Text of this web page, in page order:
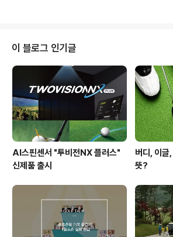
수 있는 몇 가지 방법을 여러분께 제안(?)해보도록 하겠습
니다! 골프실력 향상의 정체구간 탈출하기 1. 연습 패턴, 환
경 바꾸기 골프 실력의 정체 구간에 갇혀있는 분들이라면
자신이 얼마나 오랫동안 같은 공간에서 같은 패턴의 연습
을 했었는지 되새겨보세요. 혹시, 실내 연습장에서만 몇
동안 매일 연습을 하진 않았나..
이 블로그 인기글
AI스핀센서 "투비전NX 플러스"
신제품 출시
버디, 이글
뜻?